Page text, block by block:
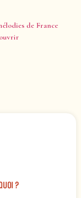
de France
?